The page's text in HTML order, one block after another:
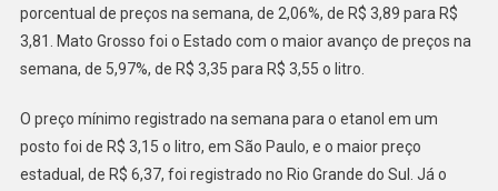
porcentual de preços na semana, de 2,06%, de R$ 3,89 para R$
3,81. Mato Grosso foi o Estado com o maior avanço de preços na
semana, de 5,97%, de R$ 3,35 para R$ 3,55 o litro.
O preço mínimo registrado na semana para o etanol em um
posto foi de R$ 3,15 o litro, em São Paulo, e o maior preço
estadual, de R$ 6,37, foi registrado no Rio Grande do Sul. Já o